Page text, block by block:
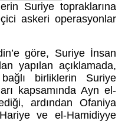
Suriye topraklarına
askeri operasyonlar
göre, Suriye İnsan
yapılan açıklamada,
birliklerin Suriye
kapsamında Ayn el-
ardından Ofaniya
ve el-Hamidiyye